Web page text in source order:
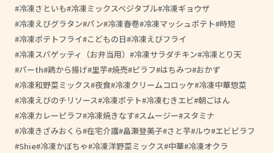
冷凍さといも 冷凍ミックスベジタブル 冷凍ギョウザ
冷凍えびグラタン パン 冷凍春巻 冷凍マッシュポテト 時短
冷凍ポテトフライ こどもの日 冷凍えびフライ
冷凍スパゲッティ（お弁当用）
冷凍サラダチキン 冷凍とり天
パーth 鶏から揚げ 里芋 焼売 ピラフ はちみつ おかず
冷凍和野菜ミックス 夜食 冷凍クリームコロッケ 冷凍中華惣菜
冷凍えびのチリソース 冷凍ポテト 冷凍むきエビ 朝ごはん
冷凍カレーピラフ 冷凍焼きなす スムージー スタミナ
冷凍きざみおくら 在宅介護 畠瀬登美子 さと芋 ルウ エビピラフ
Shie 冷凍かぼちゃ 冷凍洋野菜ミックス 中華 冷凍オクラ